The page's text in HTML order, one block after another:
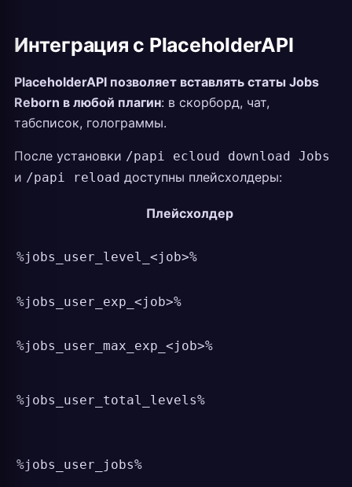
Интеграция с PlaceholderAPI
PlaceholderAPI позволяет вставлять статы Jobs
Reborn в любой плагин: в скорборд, чат,
табсписок, голограммы.
После установки /papi ecloud download Jobs
и /papi reload доступны плейсхолдеры:
Плейсхолдер
%jobs_user_level_<job>%
%jobs_user_exp_<job>%
%jobs_user_max_exp_<job>%
%jobs_user_total_levels%
%jobs_user_jobs%